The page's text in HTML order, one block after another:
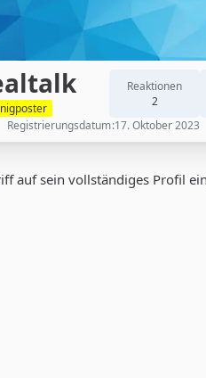
Reaktionen
2
Registrierungsdatum 17. Oktober 2023
auf sein vollständiges Profil